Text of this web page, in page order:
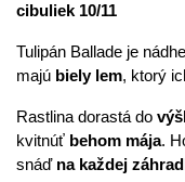
cibuliek 10/11
Tulipán Ballade je
majú biely lem, ktorý
Rastlina dorastá do
kvitnúť behom mája.
snáď na každej